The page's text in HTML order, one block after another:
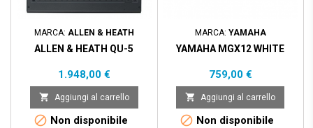
MARCA: ALLEN & HEATH
ALLEN & HEATH QU-5
Prezzo
1.948,00 €
 Aggiungi al carrello
 Non disponibile
MARCA: YAMAHA
YAMAHA MGX12 WHITE
Prezzo
759,00 €
 Aggiungi al carrello
 Non disponibile